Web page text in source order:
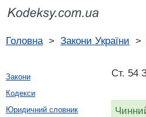
Головна> Закони України >
Ст. 54
Закони
Кодекси
Юридичний словник